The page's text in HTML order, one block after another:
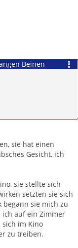
Beinen
sie hat einen
Gesicht, ich
sie stellte sich
setzten sie sich
begann sie mich zu
auf ein Zimmer
sich im Kino
zu treiben.
Zitieren